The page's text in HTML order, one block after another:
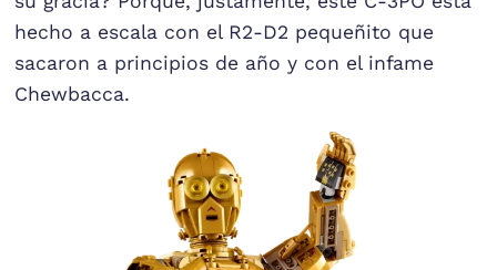
hecho a escala con el R2-D2 pequeñito que
sacaron a principios de año y con el infame
Chewbacca.